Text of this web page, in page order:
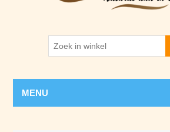
MENU